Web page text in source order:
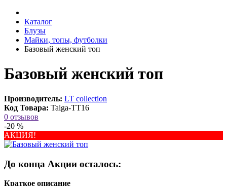
Каталог
Блузы
Майки, топы, футболки
Базовый женский топ
Базовый женский топ
Производитель: LT collection
Код Товара: Taiga-ТТ16
0 отзывов
-20 %
АКЦИЯ!
До конца Акции осталось:
Краткое описание